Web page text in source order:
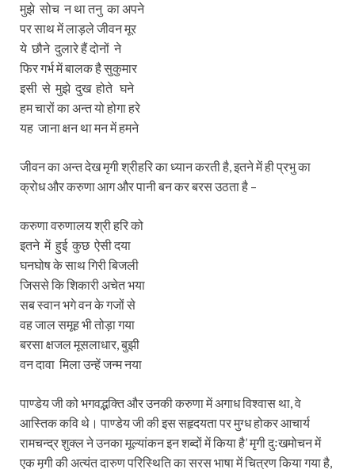
मुझे सोच न था तनु का अपने
पर साथ में लाड़ले जीवन मूर
ये छौने दुलारे हैं दोनों ने
फिर गर्भ में बालक है सुकुमार
इसी से मुझे दुख होते घने
हम चारों का अन्त यो होगा हरे
यह जाना क्षन था मन में हमने
जीवन का अन्त देख मृगी श्रीहरि का ध्यान करती है, इतने में ही प्रभु का
क्रोध और करुणा आग और पानी बन कर बरस उठता है –
करुणा वरुणालय श्री हरि को
इतने में हुई कुछ ऐसी दया
घनघोष के साथ गिरी बिजली
जिससे कि शिकारी अचेत भया
सब स्वान भगे वन के गजों से
वह जाल समूह भी तोड़ा गया
बरसा क्षजल मूसलाधार, बुझी
वन दावा मिला उन्हें जन्म नया
पाण्डेय जी को भगवद्भक्ति और उनकी करुणा में अगाध विश्वास था, वे
आस्तिक कवि थे। पाण्डेय जी की इस सहृदयता पर मुग्ध होकर आचार्य
रामचन्द्र शुक्ल ने उनका मूल्यांकन इन शब्दों में किया है’ मृगी दुःखमोचन में
एक मृगी की अत्यंत दारुण परिस्थिति का सरस भाषा में चित्रण किया गया है,